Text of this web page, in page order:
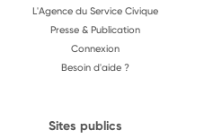
L'Agence du Service Civique
Presse & Publication
Connexion
Besoin d'aide ?
Sites publics